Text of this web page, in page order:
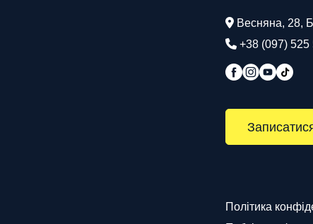
Весняна, 28,
+38 (097) 525
Політика